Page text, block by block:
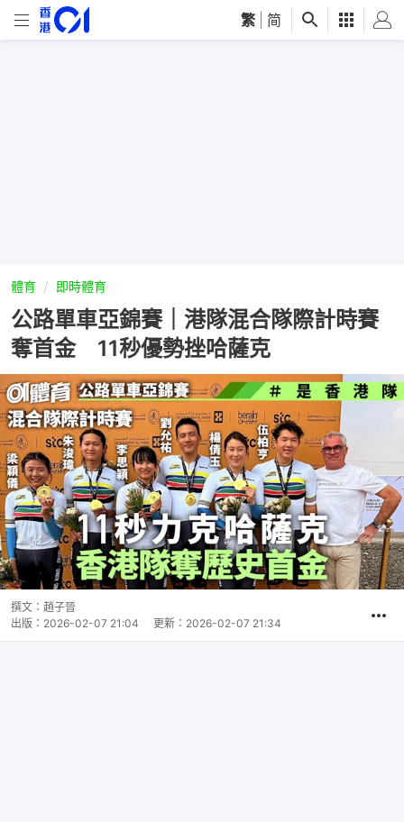
繁 简
體育 即時體育
公路單車亞錦賽｜港隊混合隊際計時賽
奪首金 11秒優勢挫哈薩克
撰文： 趙子晉
出版： 2026-02-07 21:04 更新： 2026-02-07 21:34